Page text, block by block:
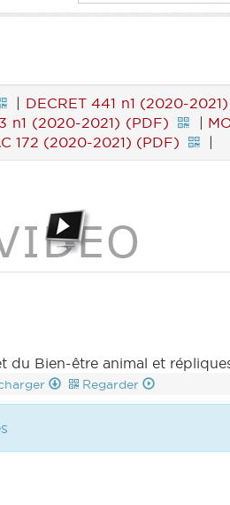
| DECRET 441 n1 (2020-
n1 (2020-2021) (PDF) |
172 (2020-2021) (PDF) |
du Bien-être animal et
Regarder